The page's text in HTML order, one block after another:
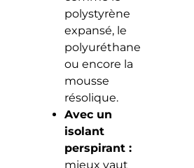
polystyrène
expansé, le
polyuréthane
ou encore la
mousse
résolique.
Avec un
isolant
perspirant :
mieux vaut